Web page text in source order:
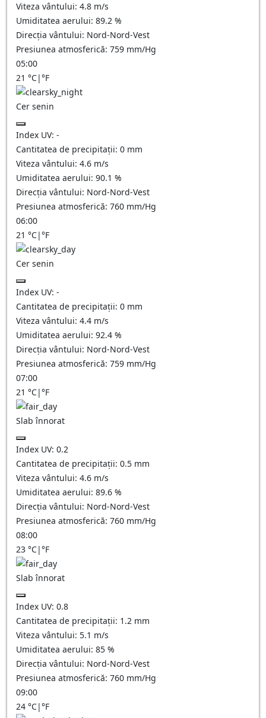
Viteza vântului: 4.8 m/s
Umiditatea aerului: 89.2 %
Direcția vântului: Nord-Nord-Vest
Presiunea atmosferică: 759 mm/Hg
05:00
21 °C|°F
Cer senin
Index UV: -
Cantitatea de precipitații: 0 mm
Viteza vântului: 4.6 m/s
Umiditatea aerului: 90.1 %
Direcția vântului: Nord-Nord-Vest
Presiunea atmosferică: 760 mm/Hg
06:00
21 °C|°F
Cer senin
Index UV: -
Cantitatea de precipitații: 0 mm
Viteza vântului: 4.4 m/s
Umiditatea aerului: 92.4 %
Direcția vântului: Nord-Nord-Vest
Presiunea atmosferică: 759 mm/Hg
07:00
21 °C|°F
Slab înnorat
Index UV: 0.2
Cantitatea de precipitații: 0.5 mm
Viteza vântului: 4.6 m/s
Umiditatea aerului: 89.6 %
Direcția vântului: Nord-Nord-Vest
Presiunea atmosferică: 760 mm/Hg
08:00
23 °C|°F
Slab înnorat
Index UV: 0.8
Cantitatea de precipitații: 1.2 mm
Viteza vântului: 5.1 m/s
Umiditatea aerului: 85 %
Direcția vântului: Nord-Nord-Vest
Presiunea atmosferică: 760 mm/Hg
09:00
24 °C|°F